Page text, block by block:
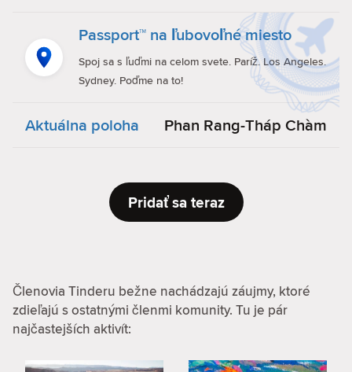
Passport™ na ľubovoľné miesto
Spoj sa s ľuďmi na celom svete. Paríž. Los Angeles.
Sydney. Poďme na to!
Aktuálna poloha Phan Rang-Tháp Chàm
Pridať sa teraz
Členovia Tinderu bežne nachádzajú záujmy, ktoré
zdieľajú s ostatnými členmi komunity. Tu je pár
najčastejších aktivít: